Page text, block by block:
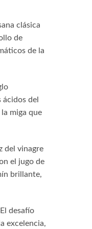
clásica
de
de la
del
miga que
del vinagre
el jugo de
brillante,
desafío
excelencia,